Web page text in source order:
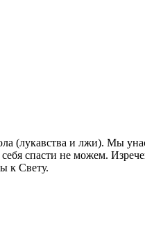
(лукавства и лжи). Мы
спасти не можем.
к Свету.